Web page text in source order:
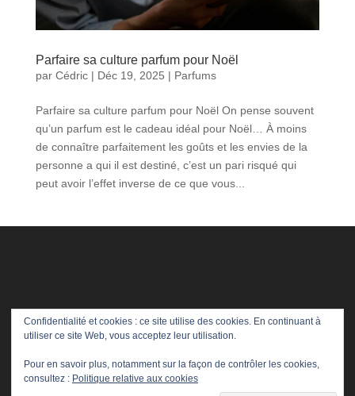
Parfaire sa culture parfum pour Noël
par Cédric| Déc 19, 2025 | Parfums
Parfaire sa culture parfum pour Noël On pense souvent
qu’un parfum est le cadeau idéal pour Noël… À moins
de connaître parfaitement les goûts et les envies de la
personne a qui il est destiné, c’est un pari risqué qui
peut avoir l’effet inverse de ce que vous...
Confidentialité et cookies : ce site utilise des cookies. En continuant à
utiliser ce site Web, vous acceptez leur utilisation.
Pour en savoir plus, notamment sur la façon de contrôler les cookies,
consultez : Politique relative aux cookies